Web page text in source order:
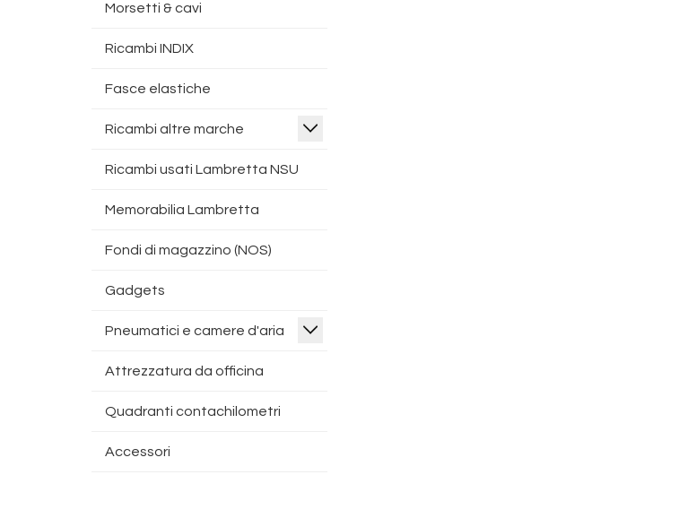
Morsetti & cavi
Ricambi INDIX
Fasce elastiche
Ricambi altre marche
Ricambi usati Lambretta NSU
Memorabilia Lambretta
Fondi di magazzino (NOS)
Gadgets
Pneumatici e camere d'aria
Attrezzatura da officina
Quadranti contachilometri
Accessori